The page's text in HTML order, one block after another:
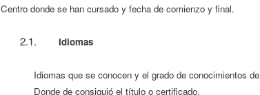
Centro donde se han cursado y fecha de comienzo y final.
2.1. Idiomas
Idiomas que se conocen y el grado de conocimientos
Donde de consiguió el título o certificado.